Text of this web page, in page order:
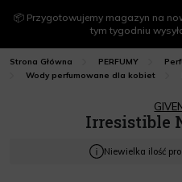
📦 Przygotowujemy magazyn na
tym tygodniu
Strona Główna PERFUMY
Wody perfumowane dla kobiet
Irresistible
Niewielka ilość